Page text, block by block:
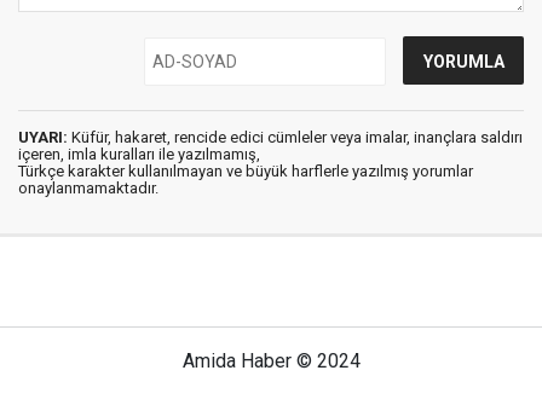
UYARI: Küfür, hakaret, rencide edici cümleler veya imalar, inançlara saldırı
içeren, imla kuralları ile yazılmamış,
Türkçe karakter kullanılmayan ve büyük harflerle yazılmış yorumlar
onaylanmamaktadır.
Amida Haber © 2024